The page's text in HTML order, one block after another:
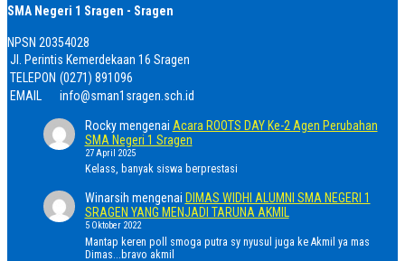
SMA Negeri 1 Sragen - Sragen
NPSN 20354028
Jl. Perintis Kemerdekaan 16 Sragen
TELEPON (0271) 891096
EMAIL
info@sman1sragen.sch.id
Rockymengenai Acara ROOTS DAY Ke-2 Agen Perubahan
SMA Negeri 1 Sragen
27 April 2025
Kelass, banyak siswa berprestasi
Winarsih mengenai DIMAS WIDHI ALUMNI SMA NEGERI 1
SRAGEN YANG MENJADI TARUNA AKMIL
5 Oktober 2022
Mantap keren poll smoga putra sy nyusul juga ke Akmil ya mas
Dimas...bravo akmil